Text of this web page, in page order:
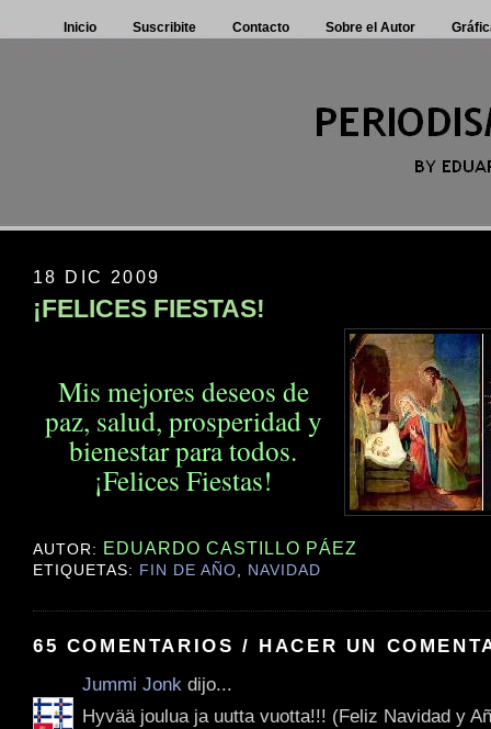
Inicio Suscribite Contacto Sobre el Autor
18 DIC 2009
¡FELICES FIESTAS!
Mis mejores deseos de
paz, salud, prosperidady
bienestar para todos.
¡Felices Fiestas!
AUTOR: EDUARDO CASTILLO PÁEZ
ETIQUETAS: FIN DE AÑO, NAVIDAD
65 COMENTARIOS / HACER UN
Jummi Jonk dijo...
Hyvää joulua ja uutta vuotta!!! (Feliz Navidad y